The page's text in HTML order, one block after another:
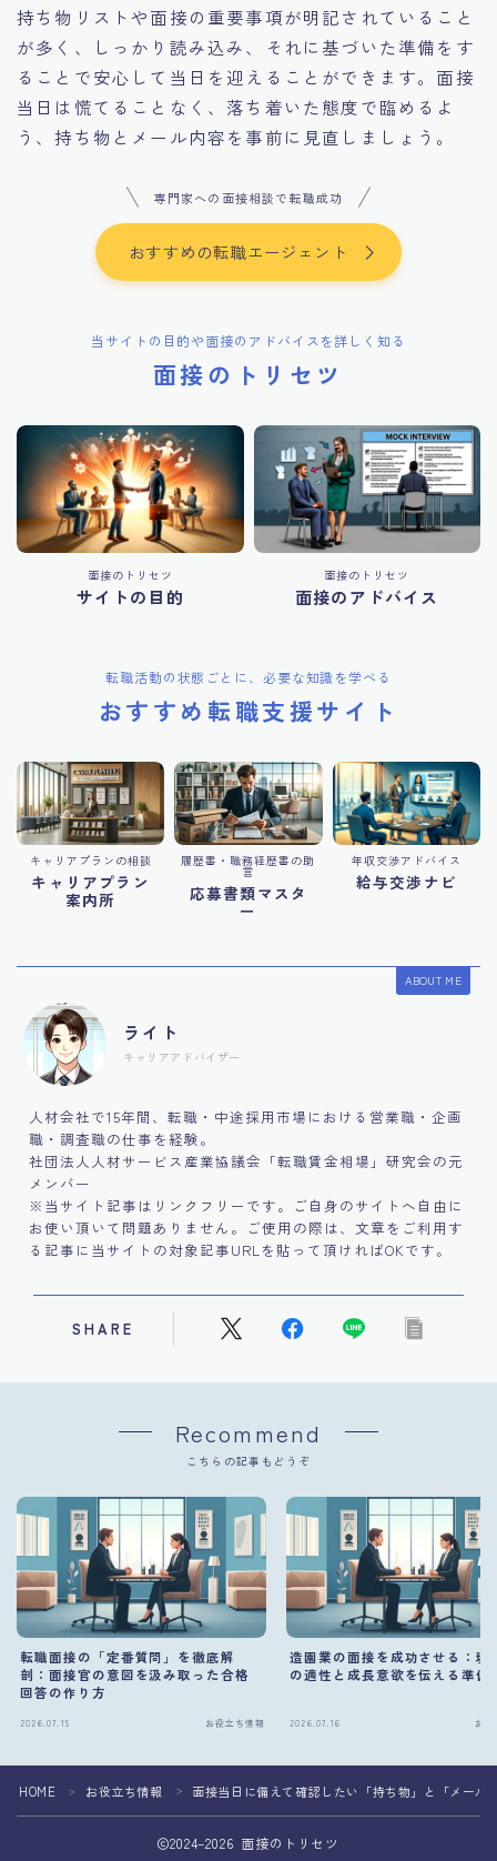
持ち物リストや面接の重要事項が明記されていること
が多く、しっかり読み込み、それに基づいた準備をす
ることで安心して当日を迎えることができます。面接
当日は慌てることなく、落ち着いた態度で臨めるよ
う、持ち物とメール内容を事前に見直しましょう。
専門家への面接相談で転職成功
おすすめの転職エージェント
当サイトの目的や面接のアドバイスを詳しく知る
面接のトリセツ
面接のトリセツ
サイトの目的
面接のトリセツ
面接のアドバイス
転職活動の状態ごとに、必要な知識を学べる
おすすめ転職支援サイト
キャリアプランの相談
キャリアプラン
案内所
履歴書・職務経歴書の助
言
応募書類マスタ
ー
年収交渉アドバイス
給与交渉ナビ
ABOUT ME
ライト
キャリアアドバイザー
人材会社で15年間、転職・中途採用市場における営業職・企画
職・調査職の仕事を経験。
社団法人人材サービス産業協議会「転職賃金相場」研究会の元
メンバー
※当サイト記事はリンクフリーです。ご自身のサイトへ自由に
お使い頂いて問題ありません。ご使用の際は、文章をご利用す
る記事に当サイトの対象記事URLを貼って頂ければOKです。
SHARE
Recommend
こちらの記事もどうぞ
転職面接の「定番質問」を徹底解
剖：面接官の意図を汲み取った合格
回答の作り方
2026.07.15 お役立ち情報
造園業の面接を成功させる：現
の適性と成長意欲を伝える準備
2026.07.16 お
HOME ＞ お役立ち情報 ＞ 面接当日に備えて確認したい「持ち物」と「メール
2024–2026 面接のトリセツ